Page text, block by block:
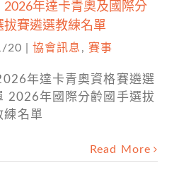
2026年達卡青奧及國際分
拔賽遴選教練名單
20 協會訊息 , 賽事
年達卡青奧資格賽遴選
2026年國際分齡國手選拔
練名單
Read More